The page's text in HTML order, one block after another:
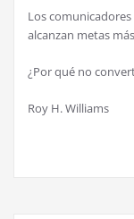
Los
alcanzan metas
¿Por qué no
Roy H. Williams